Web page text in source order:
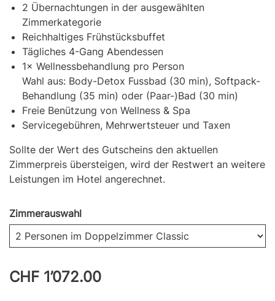
2 Übernachtungen in der ausgewählten
Zimmerkategorie
Reichhaltiges Frühstücksbuffet
Tägliches 4-Gang Abendessen
1× Wellnessbehandlung pro Person
Wahl aus: Body-Detox Fussbad (30 min), Softpack-
Behandlung (35 min) oder (Paar-)Bad (30 min)
Freie Benützung von Wellness & Spa
Servicegebühren, Mehrwertsteuer und Taxen
Sollte der Wert des Gutscheins den aktuellen
Zimmerpreis übersteigen, wird der Restwert an weitere
Leistungen im Hotel angerechnet.
Zimmerauswahl
CHF 1’072.00